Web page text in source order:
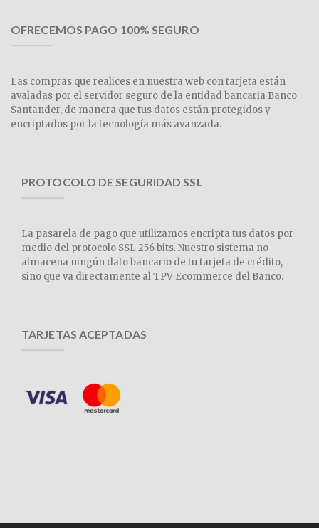
OFRECEMOS PAGO 100% SEGURO
Las compras que realices en nuestra web con tarjeta están
avaladas por el servidor seguro de la entidad bancaria Banco
Santander, de manera que tus datos están protegidos y
encriptados por la tecnología más avanzada.
PROTOCOLO DE SEGURIDAD SSL
La pasarela de pago que utilizamos encripta tus datos por
medio del protocolo SSL 256 bits. Nuestro sistema no
almacena ningún dato bancario de tu tarjeta de crédito,
sino que va directamente al TPV Ecommerce del Banco.
TARJETAS ACEPTADAS